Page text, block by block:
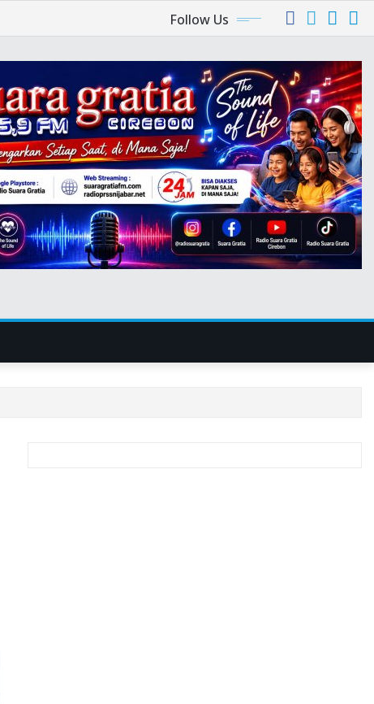
Follow Us